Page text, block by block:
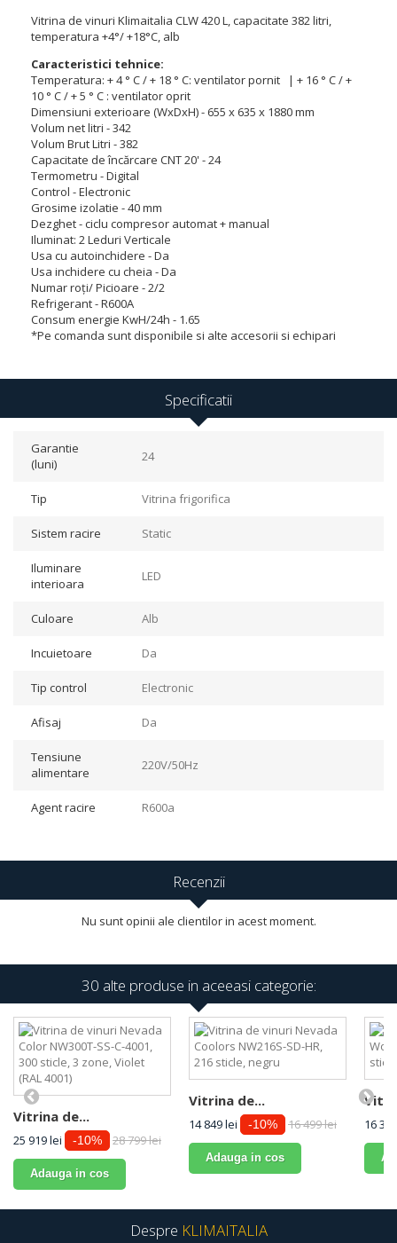
Vitrina de vinuri Klimaitalia CLW 420 L, capacitate 382 litri,
temperatura +4°/ +18°C, alb
Caracteristici tehnice:
Temperatura: + 4 ° C / + 18 ° C: ventilator pornit | + 16 ° C / +
10 ° C / + 5 ° C : ventilator oprit
Dimensiuni exterioare (WxDxH) - 655 x 635 x 1880 mm
Volum net litri - 342
Volum Brut Litri - 382
Capacitate de încărcare CNT 20' - 24
Termometru - Digital
Control - Electronic
Grosime izolatie - 40 mm
Dezghet - ciclu compresor automat + manual
Iluminat: 2 Leduri Verticale
Usa cu autoinchidere - Da
Usa inchidere cu cheia - Da
Numar roți/ Picioare - 2/2
Refrigerant - R600A
Consum energie KwH/24h - 1.65
*Pe comanda sunt disponibile si alte accesorii si echipari
Specificatii
Garantie
(luni)
24
Tip Vitrina frigorifica
Sistem racire Static
Iluminare
interioara
LED
Culoare Alb
Incuietoare Da
Tip control Electronic
Afisaj Da
Tensiune
alimentare
220V/50Hz
Agent racire R600a
Recenzii
Nu sunt opinii ale clientilor in acest moment.
30 alte produse in aceeasi categorie:
Vitrina de...
25 919 lei -10% 28 799 lei
Adauga in cos
Vitrina de...
14 849 lei -10% 16 499 lei
Adauga in cos
16
Despre KLIMAITALIA